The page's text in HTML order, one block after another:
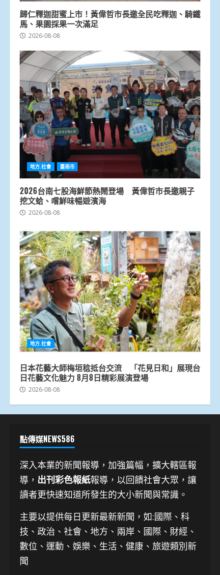
歸仁釋迦甜蜜上市！黃偉哲市長邀全民吃釋迦、騎鐵
馬、果園採果一次滿足
2026-08-08
地方.社會 臺南市
2026台南七股海鮮節熱鬧登場 黃偉哲市長邀親子
挖文蛤、嚐鮮味暢遊濱海
2026-08-08
地方.社會
日本花藝大師梅垣稔抵台交流 「花見日和」展現台
日花藝文化魅力 8月8日精彩展演登場
2026-08-08
點傳媒NEWS586
深入本業的新聞報導，加強篇幅，擴大轄區報
導， 出刊彩色報紙報導，以回饋社會大眾，讓
讀者更快速知道所發生的大小新聞與常識。
主要以提供每日更新最新新聞 ，如:國際、科
技、 政治、社會、地方、兩岸、國際、財經、
數位、運動、娛樂、生活、健康、旅遊類別新
聞